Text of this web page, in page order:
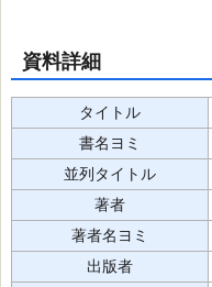
資料詳細
タイトル
書名ヨミ
並列タイトル
著者
著者名ヨミ
出版者